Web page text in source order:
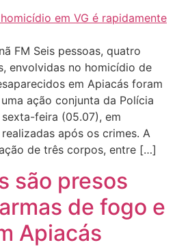
FM Seis pessoas, quatro
envolvidas no homicídio de
em Apiacás foram
ação conjunta da Polícia
feira (05.07), em
após os crimes. A
de três corpos, entre […]
são presos
de fogo e
Apiacás